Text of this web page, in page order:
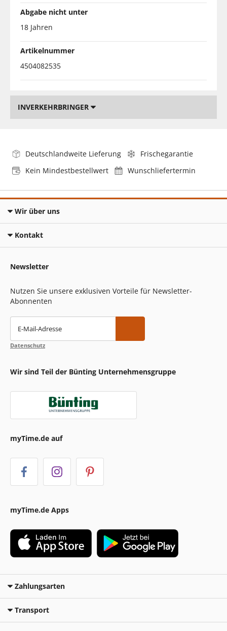
Abgabe nicht unter
18 Jahren
Artikelnummer
4504082535
INVERKEHRBRINGER
Deutschlandweite Lieferung
Frischegarantie
Kein Mindestbestellwert
Wunschliefertermin
Wir über uns
Kontakt
Newsletter
Nutzen Sie unsere exklusiven Vorteile für Newsletter-
Abonnenten
E-Mail-Adresse
Datenschutz
Wir sind Teil der Bünting Unternehmensgruppe
myTime.de auf
myTime.de Apps
Zahlungsarten
Transport